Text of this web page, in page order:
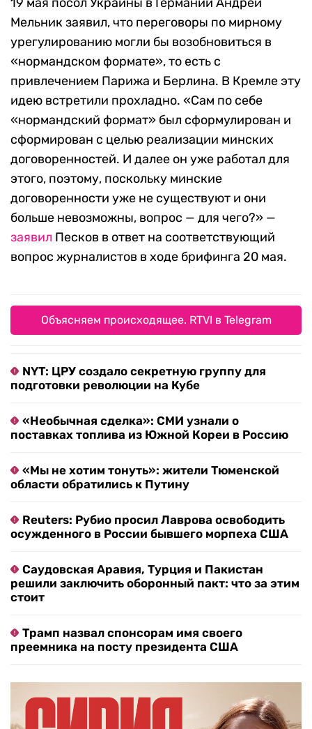
Мельник заявил, что переговоры по мирному
урегулированию могли бы возобновиться в
«нормандском формате», то есть с
привлечением Парижа и Берлина. В Кремле эту
идею встретили прохладно. «Сам по себе
«нормандский формат» был сформулирован и
сформирован с целью реализации минских
договоренностей. И далее он уже работал для
этого, поэтому, поскольку минские
договоренности уже не существуют и они
больше невозможны, вопрос — для чего?» —
заявил Песков в ответ на соответствующий
вопрос журналистов в ходе брифинга 20 мая.
Объясняем происходящее. RTVI в Telegram
NYT: ЦРУ создало секретную группу для
подготовки революции на Кубе
«Необычная сделка»: СМИ узнали о
поставках топлива из Южной Кореи в Россию
«Мы не хотим тонуть»: жители Тюменской
области обратились к Путину
Reuters: Рубио просил Лаврова освободить
осужденного в России бывшего морпеха США
Саудовская Аравия, Турция и Пакистан
решили заключить оборонный пакт: что за этим
стоит
Трамп назвал спонсорам имя своего
преемника на посту президента США